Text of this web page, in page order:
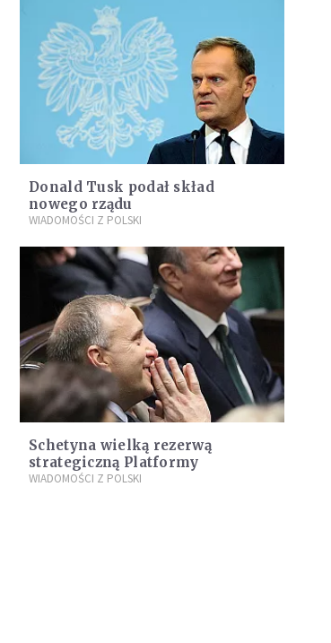
Donald Tusk podał skład
nowego rządu
WIADOMOŚCI Z POLSKI
Schetyna wielką rezerwą
strategiczną Platformy
WIADOMOŚCI Z POLSKI